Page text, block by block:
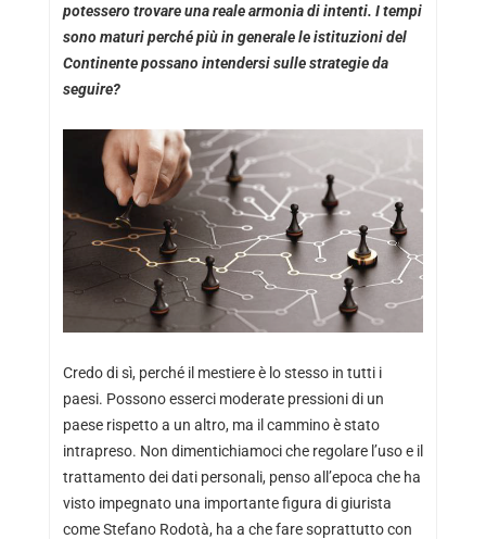
potessero trovare una reale armonia di intenti. I tempi
sono maturi perché più in generale le istituzioni del
Continente possano intendersi sulle strategie da
seguire?
Credo di sì, perché il mestiere è lo stesso in tutti i
paesi. Possono esserci moderate pressioni di un
paese rispetto a un altro, ma il cammino è stato
intrapreso. Non dimentichiamoci che regolare l’uso e il
trattamento dei dati personali, penso all’epoca che ha
visto impegnato una importante figura di giurista
come Stefano Rodotà, ha a che fare soprattutto con